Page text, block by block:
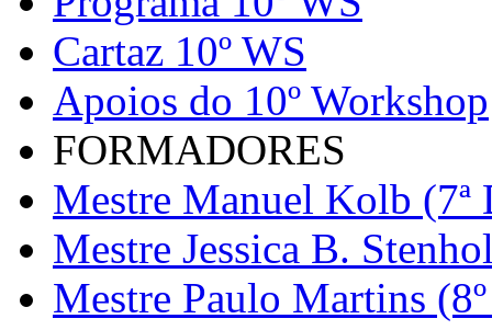
Cartaz 10º WS
Apoios do 10º Workshop
FORMADORES
Mestre Manuel Kolb (7ª
Mestre Jessica B.
Mestre Paulo Martins